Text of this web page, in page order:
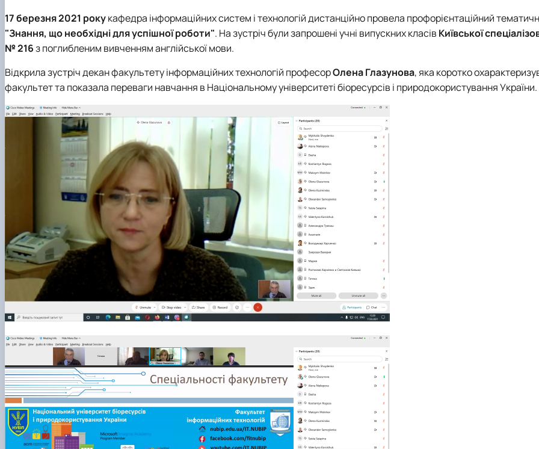
Нормативно-правові документи
Скринька довіри
Факультет зсередини: відеоісторії
Скринька довіри
Сторінка магістра
Графік відкритих лекцій
17 березня 2021 рокукафедра інформаційних систем і технологій дистанційно провела профорієнтаційний
"Знання, що необхідні для успішної роботи". На зустріч були запрошені учні випускних класів Київської
№ 216з поглибленим вивченням англійської мови.
Відкрила зустріч декан факультету інформаційних технологій професорОлена Глазунова, яка коротко
факультет та показала переваги навчання в Національному університеті біоресурсів і природокористування України.